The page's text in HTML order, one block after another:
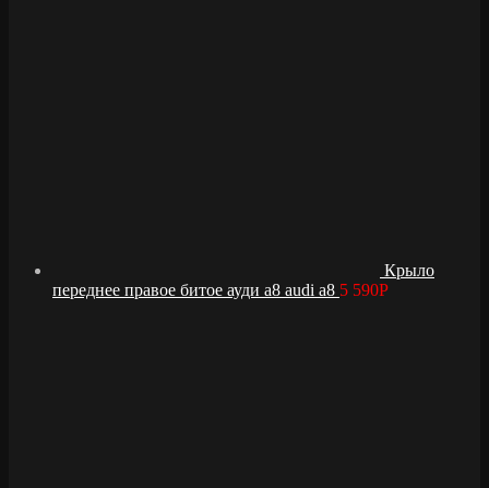
Крыло
переднее правое битое ауди а8 audi a8 5 590Р